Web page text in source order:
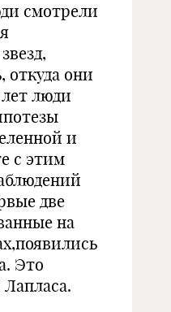
смотрели
откуда они
люди
и
с этим
две
на
Это